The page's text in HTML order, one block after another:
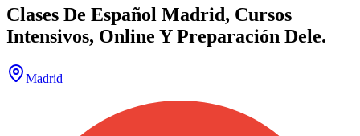
Clases De Español Madrid, Cursos
Intensivos, Online Y Preparación Dele.
Madrid